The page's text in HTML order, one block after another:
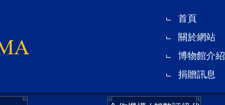
首頁
關於網站
博物館介紹
捐贈訊息